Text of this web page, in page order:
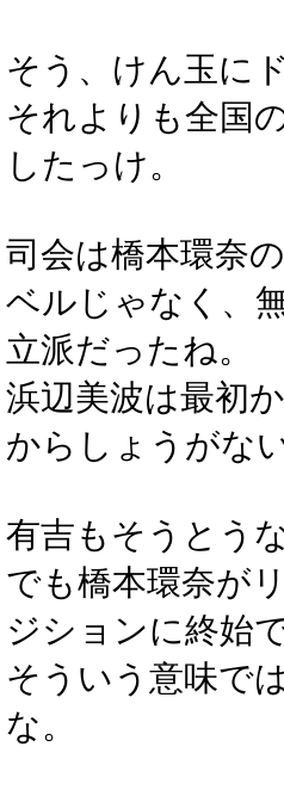
そう、けん玉に
それよりも全国
したっけ。
司会は橋本環奈
ベルじゃなく、
立派だったね。
浜辺美波は最初
からしょうがな
有吉もそうとう
でも橋本環奈が
ジションに終始
そういう意味で
な。